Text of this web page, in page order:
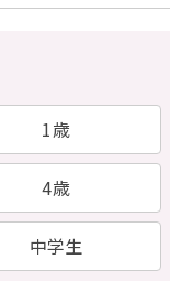
1歳
4歳
中学生